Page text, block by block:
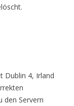
Dublin 4, Irland
den Servern